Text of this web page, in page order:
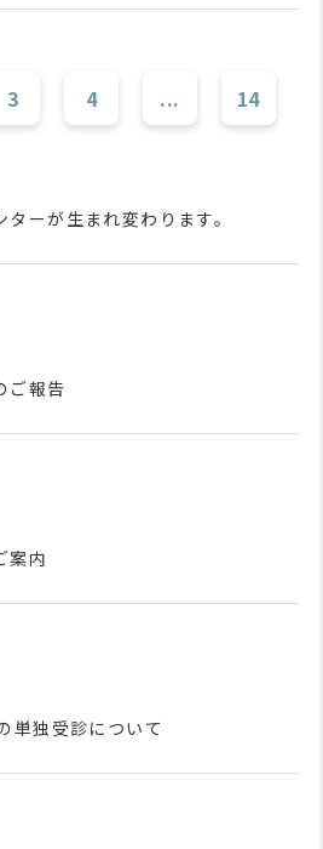
3 4 ... 14
ーが生まれ変わります。
ご報告
案内
単独受診について